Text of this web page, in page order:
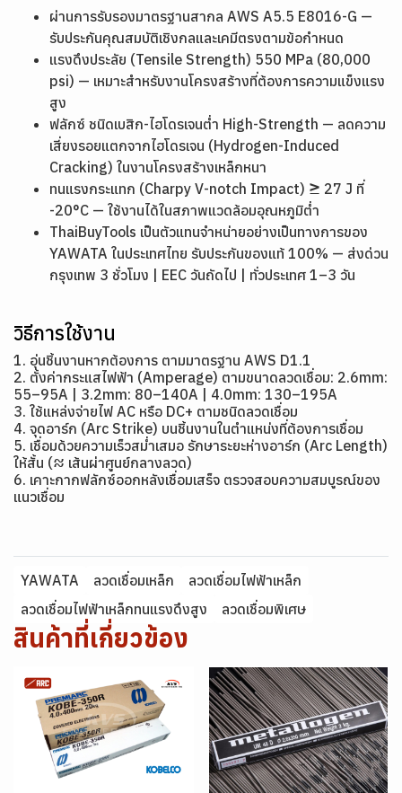
ผ่านการรับรองมาตรฐานสากล AWS A5.5 E8016-G —
รับประกันคุณสมบัติเชิงกลและเคมีตรงตามข้อกำหนด
แรงดึงประลัย (Tensile Strength) 550 MPa (80,000
psi) — เหมาะสำหรับงานโครงสร้างที่ต้องการความแข็งแรง
สูง
ฟลักซ์ ชนิดเบสิก-ไฮโดรเจนต่ำ High-Strength — ลดความ
เสี่ยงรอยแตกจากไฮโดรเจน (Hydrogen-Induced
Cracking) ในงานโครงสร้างเหล็กหนา
ทนแรงกระแทก (Charpy V-notch Impact) ≥ 27 J ที่
-20°C — ใช้งานได้ในสภาพแวดล้อมอุณหภูมิต่ำ
ThaiBuyTools เป็นตัวแทนจำหน่ายอย่างเป็นทางการของ
YAWATA ในประเทศไทย รับประกันของแท้ 100% — ส่งด่วน
กรุงเทพ 3 ชั่วโมง | EEC วันถัดไป | ทั่วประเทศ 1–3 วัน
วิธีการใช้งาน
1. อุ่นชิ้นงานหากต้องการ ตามมาตรฐาน AWS D1.1
2. ตั้งค่ากระแสไฟฟ้า (Amperage) ตามขนาดลวดเชื่อม: 2.6mm:
55–95A | 3.2mm: 80–140A | 4.0mm: 130–195A
3. ใช้แหล่งจ่ายไฟ AC หรือ DC+ ตามชนิดลวดเชื่อม
4. จุดอาร์ก (Arc Strike) บนชิ้นงานในตำแหน่งที่ต้องการเชื่อม
5. เชื่อมด้วยความเร็วสม่ำเสมอ รักษาระยะห่างอาร์ก (Arc Length)
ให้สั้น (≈ เส้นผ่าศูนย์กลางลวด)
6. เคาะกากฟลักซ์ออกหลังเชื่อมเสร็จ ตรวจสอบความสมบูรณ์ของ
แนวเชื่อม
YAWATA ลวดเชื่อมเหล็ก
ลวดเชื่อมไฟฟ้าเหล็ก
ลวดเชื่อมไฟฟ้าเหล็กทนแรงดึงสูง
ลวดเชื่อมพิเศษ
สินค้าที่เกี่ยวข้อง